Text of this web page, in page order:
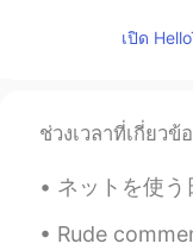
เปิด
ช่วงเวลาที่เกี่ยวข้
ネットを使う日本人への警告です。ネット上の詐欺師は最近激しく日
Rude comments like this get